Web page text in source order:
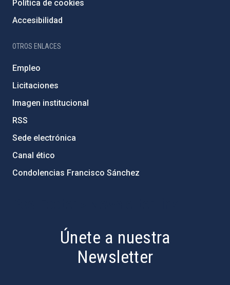
Política de cookies
Accesibilidad
OTROS ENLACES
Empleo
Licitaciones
Imagen institucional
RSS
Sede electrónica
Canal ético
Condolencias Francisco Sánchez
Únete a nuestra
Newsletter